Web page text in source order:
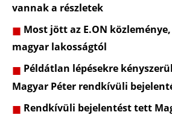
vannak a részletek
Most jött az E.ON
magyar lakosságtól
Példátlan lépésekre
Magyar Péter rendkívüli
Rendkívüli bejelentést tett